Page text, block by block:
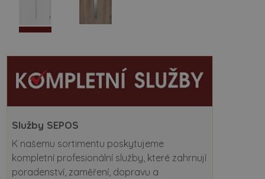
Služby SEPOS
K našemu sortimentu poskytujeme
kompletní profesionální služby, které zahrnují
poradenství, zaměření, dopravu a